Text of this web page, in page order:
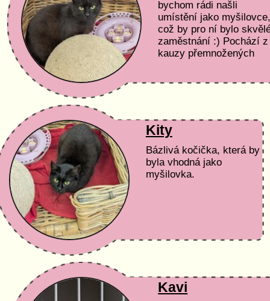
bychom rádi našli
umístění jako
což by pro ní bylo
zaměstnání :) Pochází z
kauzy přemnožených
Kity
Bázlivá kočička, která by
byla vhodná jako
myšilovka.
Kavi